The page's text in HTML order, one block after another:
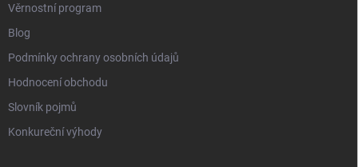
Věrnostní program
Blog
Podmínky ochrany osobních údajů
Hodnocení obchodu
Slovník pojmů
Konkureční výhody